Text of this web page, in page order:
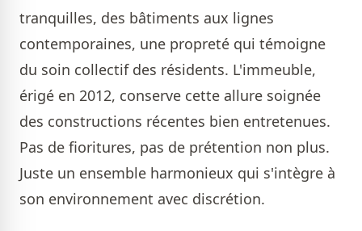
tranquilles, des bâtiments aux lignes
contemporaines, une propreté qui témoigne
du soin collectif des résidents. L'immeuble,
érigé en 2012, conserve cette allure soignée
des constructions récentes bien entretenues.
Pas de fioritures, pas de prétention non plus.
Juste un ensemble harmonieux qui s'intègre à
son environnement avec discrétion.